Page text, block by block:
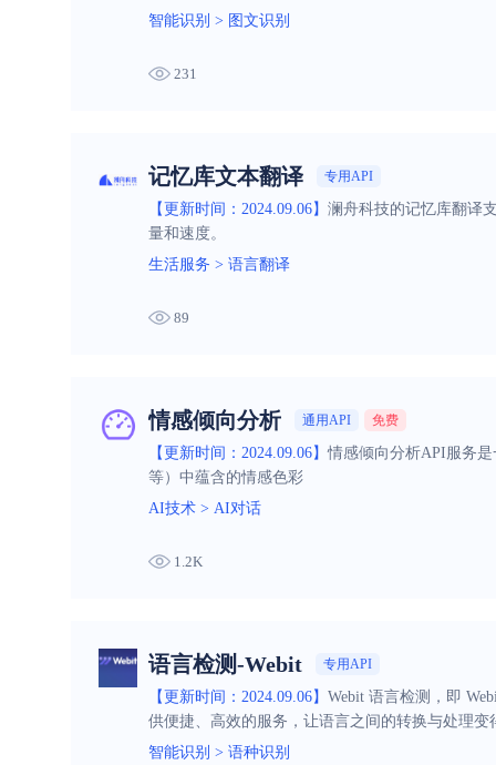
智能识别 > 图文识别
231
记忆库文本翻译 专用API
【更新时间：2024.09.06】 澜舟科技的记忆库翻译
量和速度。
生活服务 > 语言翻译
89
情感倾向分析 通用API 免费
【更新时间：2024.09.06】情感倾向分析API服务
等）中蕴含的情感色彩
AI技术 > AI对话
1.2K
语言检测-Webit 专用API
【更新时间：2024.09.06】 Webit 语言检测，即
供便捷、高效的服务，让语言之间的转换与处理变
智能识别 > 语种识别